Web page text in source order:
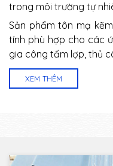
trong môi trường tự
Sản phẩm tôn mạ
tính phù hợp cho các
gia công tấm lợp, thủ
XEM THÊM